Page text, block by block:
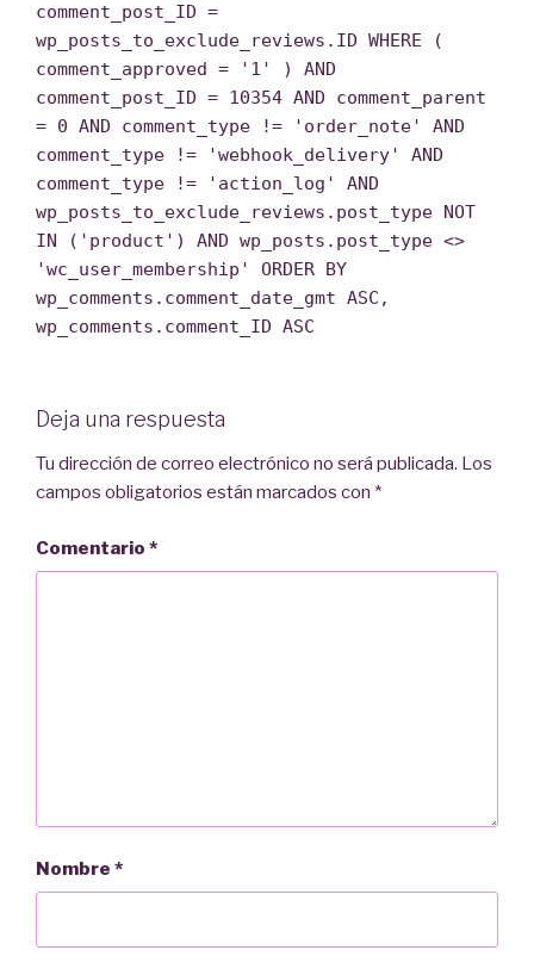
comment_post_ID =
wp_posts_to_exclude_reviews.ID WHERE (
comment_approved = '1' ) AND
comment_post_ID = 10354 AND comment_parent
= 0 AND comment_type != 'order_note' AND
comment_type != 'webhook_delivery' AND
comment_type != 'action_log' AND
wp_posts_to_exclude_reviews.post_type NOT
IN ('product') AND wp_posts.post_type <>
'wc_user_membership' ORDER BY
wp_comments.comment_date_gmt ASC,
wp_comments.comment_ID ASC
Deja una respuesta
Tu dirección de correo electrónico no será publicada. Los
campos obligatorios están marcados con *
Comentario *
Nombre *